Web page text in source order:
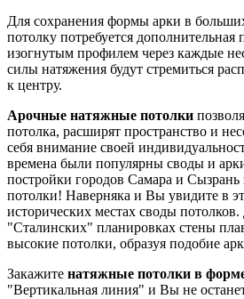
Для сохранения формы арки в
потолку потребуется
изогнутым профилем через каждые
силы натяжения будут стремиться
к центру.
Арочные натяжные потолки
потолка, расширят пространство и
себя внимание своей
времена были популярны своды и
постройки городов Самара и
потолки! Наверняка и Вы увидите в
исторических местах своды
"Сталинских" планировках стены
высокие потолки, образуя подобие
Закажите натяжные потолки в
"Вертикальная линия" и Вы не